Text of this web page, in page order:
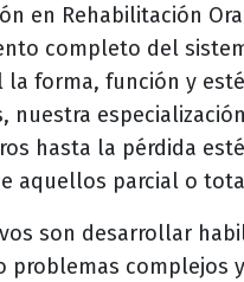
en Rehabilitación
completo del
la forma, función y
nuestra
hasta la pérdida
aquellos parcial o
son desarrollar
problemas complejos